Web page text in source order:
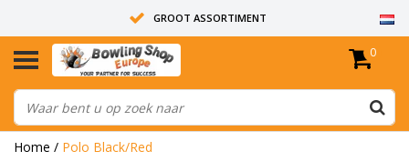
GROOT ASSORTIMENT
14 DAGEN RETOUR RECHT
ALLE BOWLINGBALLEN ZIJN ONGEBOORD
0
Home / Polo Black/Red